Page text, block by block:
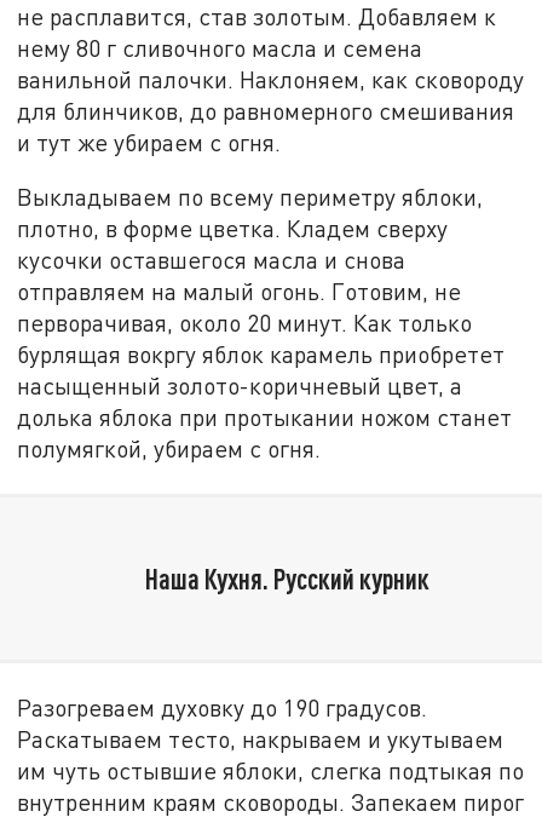
не расплавится, став золотым. Добавляем к
нему 80 г сливочного масла и семена
ванильной палочки. Наклоняем, как сковороду
для блинчиков, до равномерного смешивания
и тут же убираем с огня.
Выкладываем по всему периметру яблоки,
плотно, в форме цветка. Кладем сверху
кусочки оставшегося масла и снова
отправляем на малый огонь. Готовим, не
перворачивая, около 20 минут. Как только
бурлящая вокргу яблок карамель приобретет
насыщенный золото-коричневый цвет, а
долька яблока при протыкании ножом станет
полумягкой, убираем с огня.
Наша Кухня. Русский курник
Разогреваем духовку до 190 градусов.
Раскатываем тесто, накрываем и укутываем
им чуть остывшие яблоки, слегка подтыкая по
внутренним краям сковороды. Запекаем пирог